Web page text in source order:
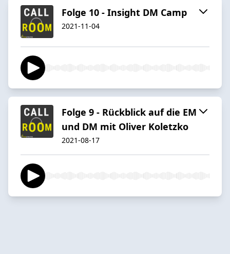
Folge 10 - Insight DM Camp
2021-11-04
Folge 9 - Rückblick auf die EM
und DM mit Oliver Koletzko
2021-08-17